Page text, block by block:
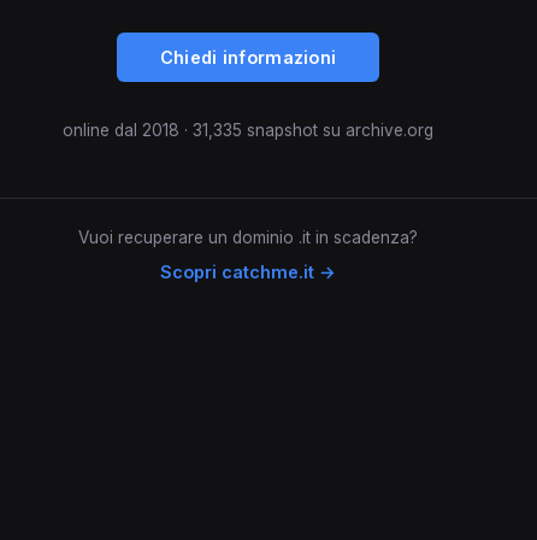
Chiedi informazioni
online dal 2018 · 31,335 snapshot su archive.org
Vuoi recuperare un dominio .it in scadenza?
Scopri catchme.it →